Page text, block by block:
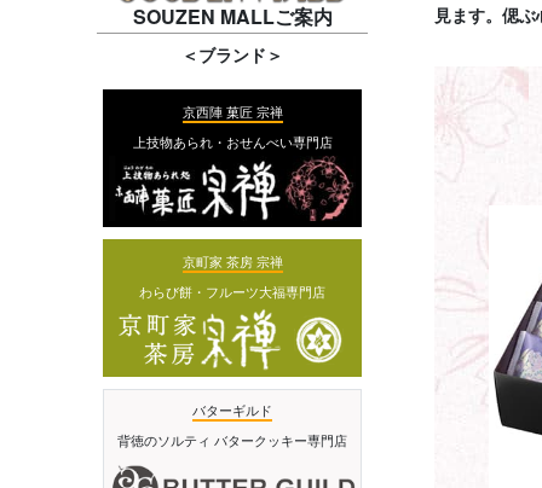
SOUZEN MALLご案内
＜ブランド＞
京西陣 菓匠 宗禅
上技物あられ・おせんべい専門店
京町家 茶房 宗禅
わらび餅・フルーツ大福専門店
バターギルド
背徳のソルティ バタークッキー専門店
見ます。偲